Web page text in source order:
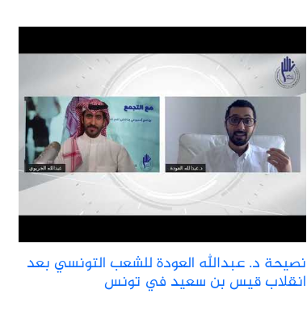
نصيحة د. عبدالله العودة للشعب التونسي بعد
انقلاب قيس بن سعيد في تونس